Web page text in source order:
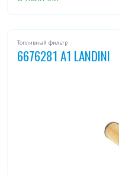
Топливный фильтр
6676281 A1 LANDINI